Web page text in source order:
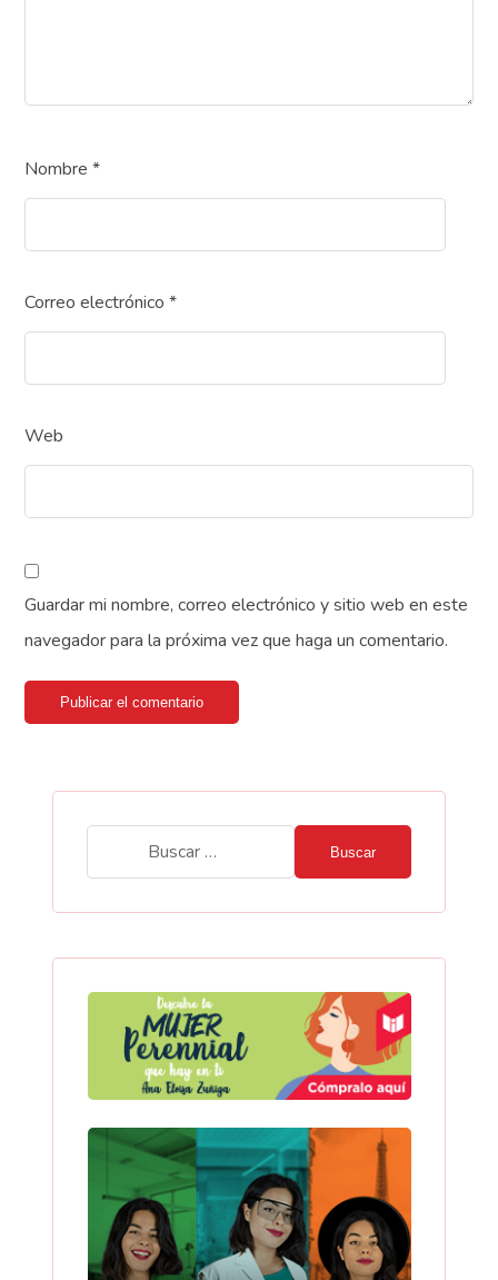
Nombre*
Correo electrónico*
Web
Guardar mi nombre, correo electrónico y sitio web en este
navegador para la próxima vez que haga un comentario.
Publicar el comentario
Buscar